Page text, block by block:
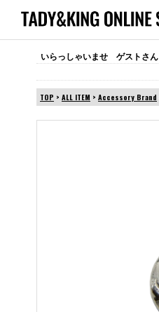
いらっしゃいませ ゲストさん
TOP > ALL ITEM > Accessory Brand